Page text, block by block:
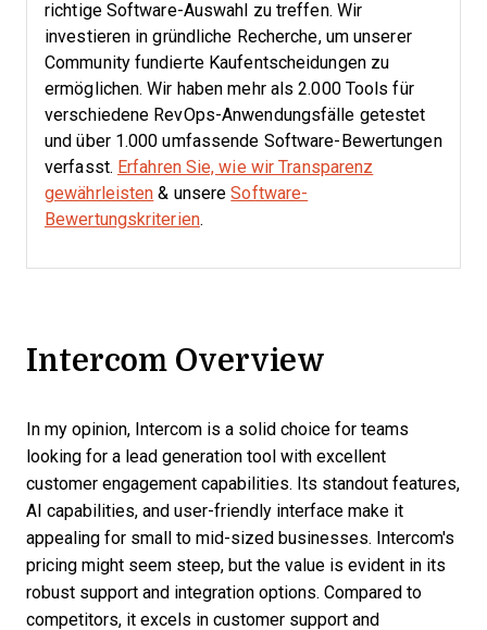
richtige Software-Auswahl zu treffen. Wir
investieren in gründliche Recherche, um unserer
Community fundierte Kaufentscheidungen zu
ermöglichen. Wir haben mehr als 2.000 Tools für
verschiedene RevOps-Anwendungsfälle getestet
und über 1.000 umfassende Software-Bewertungen
verfasst. Erfahren Sie, wie wir Transparenz
gewährleisten & unsereSoftware-
Bewertungskriterien.
Intercom Overview
In my opinion, Intercom is a solid choice for teams
looking for a lead generation tool with excellent
customer engagement capabilities. Its standout features,
AI capabilities, and user-friendly interface make it
appealing for small to mid-sized businesses. Intercom's
pricing might seem steep, but the value is evident in its
robust support and integration options. Compared to
competitors, it excels in customer support and